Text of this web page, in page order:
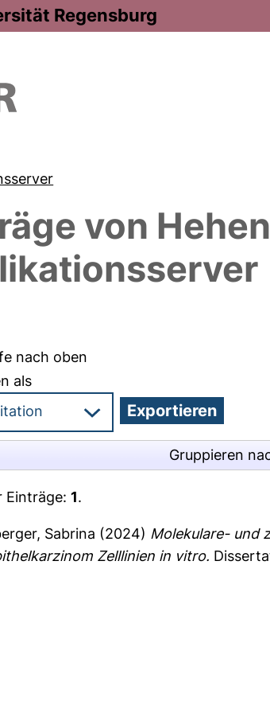
Regensburg
von
nach oben
als
Gruppieren
Einträge:1.
Sabrina (2024) Molekulare- und
Zelllinien in vitro.